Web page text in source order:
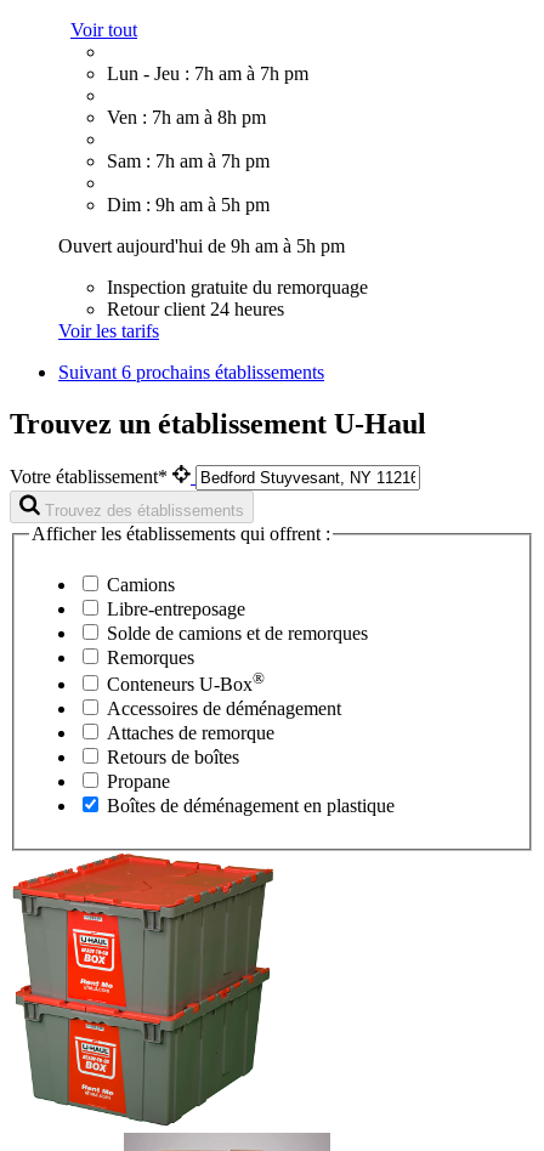
Voir tout
Lun - Jeu : 7h am à 7h pm
Ven : 7h am à 8h pm
Sam : 7h am à 7h pm
Dim : 9h am à 5h pm
Ouvert aujourd'hui de 9h am à 5h pm
Inspection gratuite du remorquage
Retour client 24 heures
Voir les tarifs
Suivant6 prochains établissements
Trouvez un établissement U-Haul
Votre établissement*
Trouvez des établissements
Afficher les établissements qui offrent :
Camions
Libre-entreposage
Solde de camions et de remorques
Remorques
Conteneurs U-Box®
Accessoires de déménagement
Attaches de remorque
Retours de boîtes
Propane
Boîtes de déménagement en plastique